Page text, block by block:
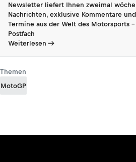
Newsletter liefert Ihnen zweimal
Nachrichten, exklusive Kommentare
Termine aus der Welt des Motorsports
Postfach
Weiterlesen
Themen
MotoGP